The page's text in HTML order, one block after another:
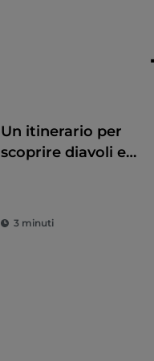
Scarica la
Map data @
I dati sono
Un itinerario per
scoprire diavoli e
3 minuti